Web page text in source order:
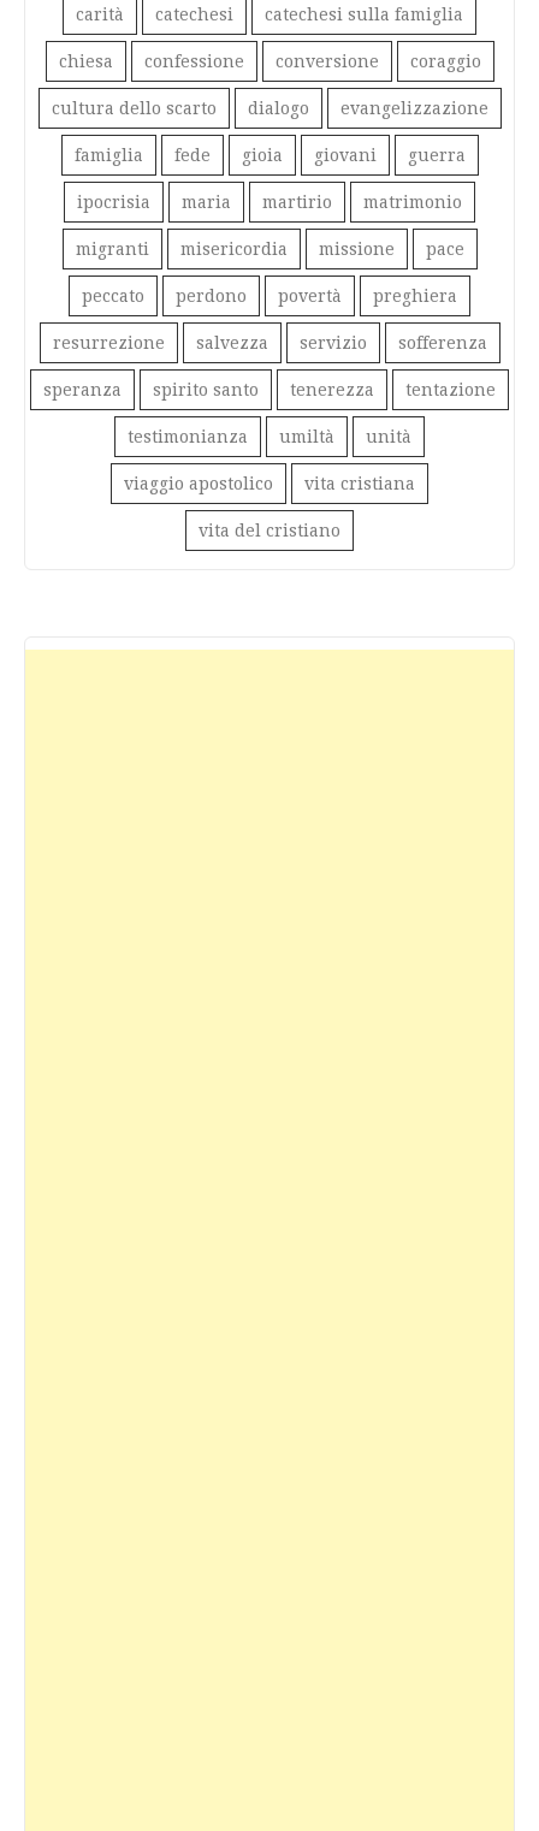
carità catechesi catechesi sulla famiglia
chiesa confessione conversione coraggio
cultura dello scarto dialogo evangelizzazione
famiglia fede gioia giovani guerra
ipocrisia maria martirio matrimonio
migranti misericordia missione pace
peccato perdono povertà preghiera
resurrezione salvezza servizio sofferenza
speranza spirito santo tenerezza tentazione
testimonianza umiltà unità
viaggio apostolico vita cristiana
vita del cristiano